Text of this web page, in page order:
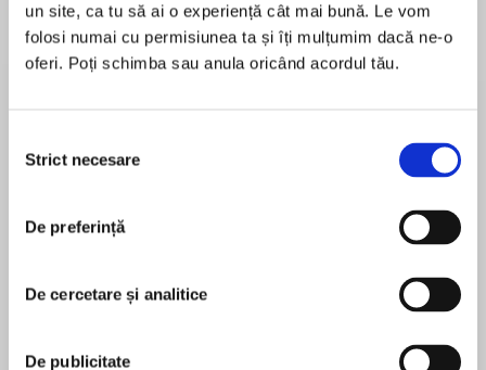
un site, ca tu să ai o experiență cât mai bună. Le vom
folosi numai cu permisiunea ta și îți mulțumim dacă ne-o
oferi. Poți schimba sau anula oricând acordul tău.
consimțământului
Strict necesare
De preferință
De cercetare și analitice
De publicitate
Desprecarte
Chinese horoscopes. Built on the long-standing
success of Your Chinese Horoscope, this new
signs as well as special success tips to help
readers make the most of their sign.
each sign as well as a section in each chapter
MAI MULT
În acest moment nu există recenzii